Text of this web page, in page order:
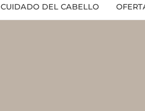
CUIDADO DEL CABELLO